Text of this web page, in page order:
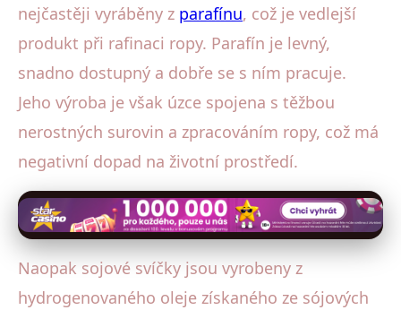
nejčastěji vyráběny z parafínu, což je vedlejší
produkt při rafinaci ropy. Parafín je levný,
snadno dostupný a dobře se s ním pracuje.
Jeho výroba je však úzce spojena s těžbou
nerostných surovin a zpracováním ropy, což má
negativní dopad na životní prostředí.
Naopak sojové svíčky jsou vyrobeny z
hydrogenovaného oleje získaného ze sójových